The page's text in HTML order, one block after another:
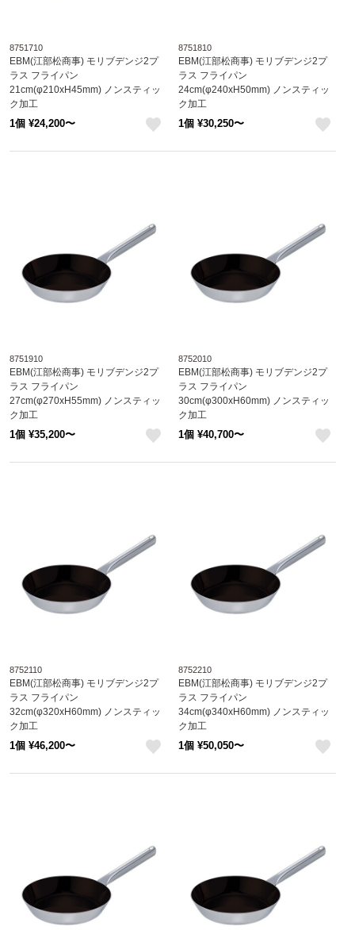
8751710
EBM(江部松商事) モリブデンジ2プ
ラス フライパン
21cm(φ210xH45mm) ノンスティッ
ク加工
8751710
1個 ¥24,200〜
8751810
EBM(江部松商事) モリブデンジ2プ
ラス フライパン
24cm(φ240xH50mm) ノンスティッ
ク加工
8751810
1個 ¥30,250〜
8751910
EBM(江部松商事) モリブデンジ2プ
ラス フライパン
27cm(φ270xH55mm) ノンスティッ
ク加工
8751910
1個 ¥35,200〜
8752010
EBM(江部松商事) モリブデンジ2プ
ラス フライパン
30cm(φ300xH60mm) ノンスティッ
ク加工
8752010
1個 ¥40,700〜
8752110
EBM(江部松商事) モリブデンジ2プ
ラス フライパン
32cm(φ320xH60mm) ノンスティッ
ク加工
8752110
1個 ¥46,200〜
8752210
EBM(江部松商事) モリブデンジ2プ
ラス フライパン
34cm(φ340xH60mm) ノンスティッ
ク加工
8752210
1個 ¥50,050〜